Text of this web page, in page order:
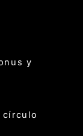
y
círculo